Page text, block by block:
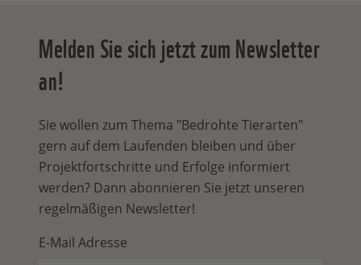
Melden Sie sich jetzt zum Newsletter
an!
Sie wollen zum Thema "Bedrohte Tierarten"
gern auf dem Laufenden bleiben und über
Projektfortschritte und Erfolge informiert
werden? Dann abonnieren Sie jetzt unseren
regelmäßigen Newsletter!
E-Mail Adresse